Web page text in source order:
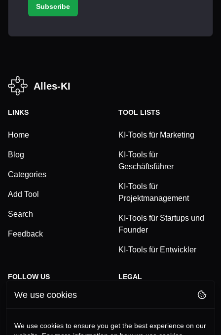
Subscribe
Alles-KI
LINKS
Home
Blog
Categories
Add Tool
Search
Feedback
TOOL LISTS
KI-Tools für Marketing
KI-Tools für
Geschäftsführer
KI-Tools für
Projektmanagement
KI-Tools für Startups und
Founder
KI-Tools für Entwickler
FOLLOW US
TikTok
LEGAL
We use cookies
We use cookies to ensure you get the best experience on our